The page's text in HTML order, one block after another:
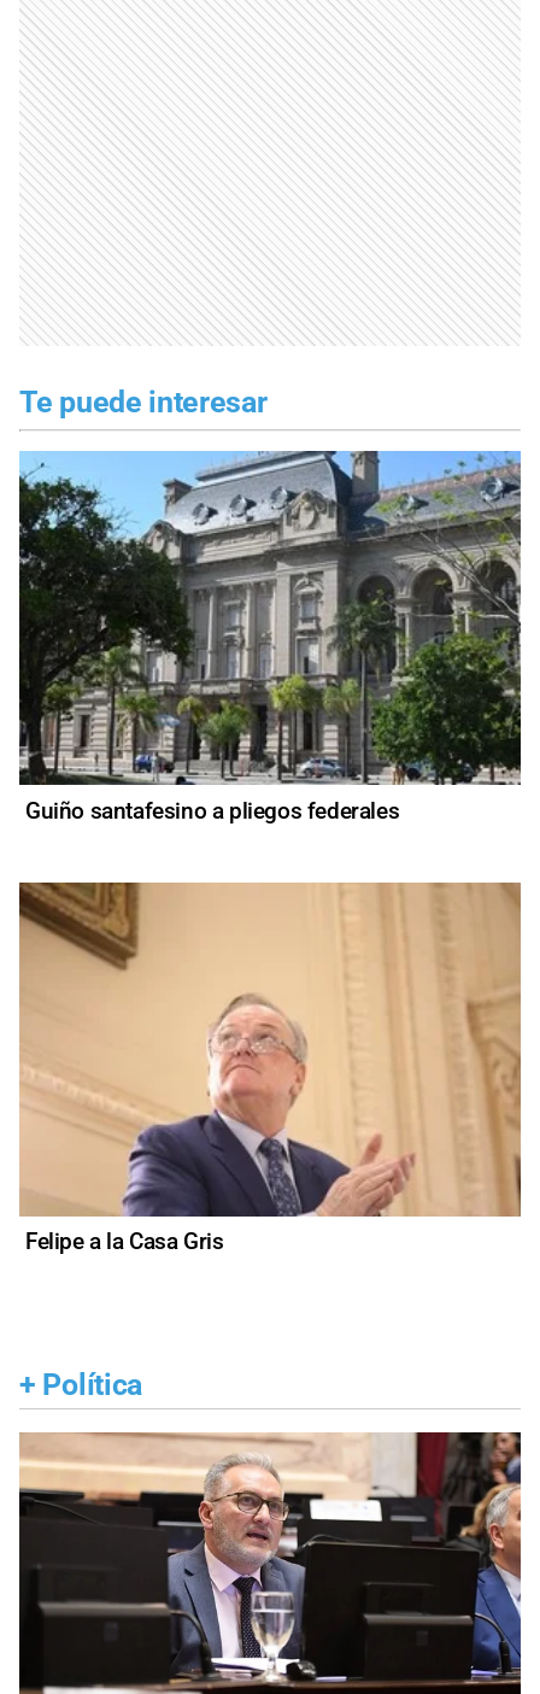
Te puede interesar
Guiño santafesino a pliegos federales
Felipe a la Casa Gris
+ Política